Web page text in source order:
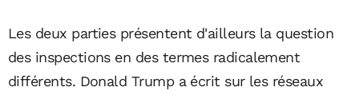
Les deux parties présentent d'ailleurs la question
des inspections en des termes radicalement
différents. Donald Trump a écrit sur les réseaux